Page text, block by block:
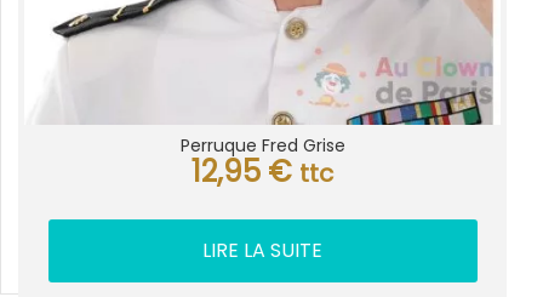
Perruque Fred Grise
12,95 € ttc
LIRE LA SUITE